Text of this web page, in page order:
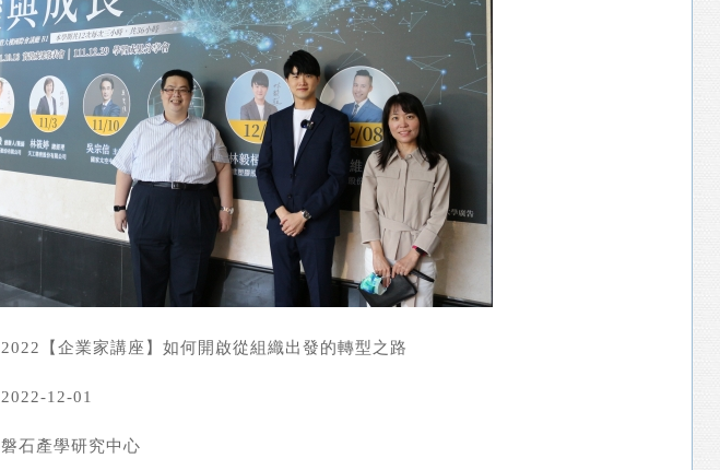
2022【企業家講座】如何開啟從組織出發的轉型之路
2022-12-01
磐石產學研究中心